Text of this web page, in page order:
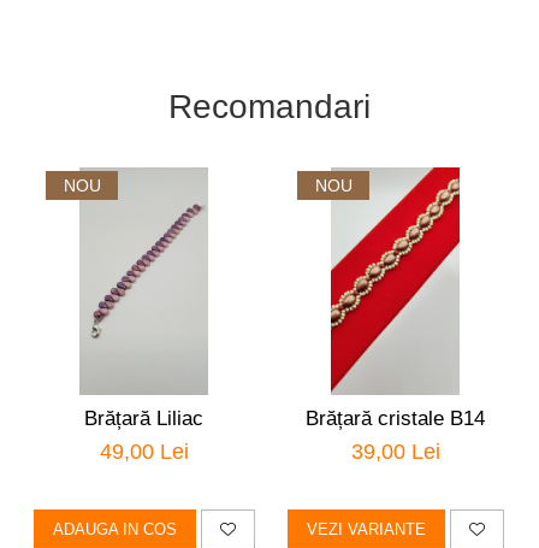
Recomandari
NOU
Brățară Liliac
49,00 Lei
ADAUGA IN COS
NOU
Brățară cristale B14
39,00 Lei
VEZI VARIANTE